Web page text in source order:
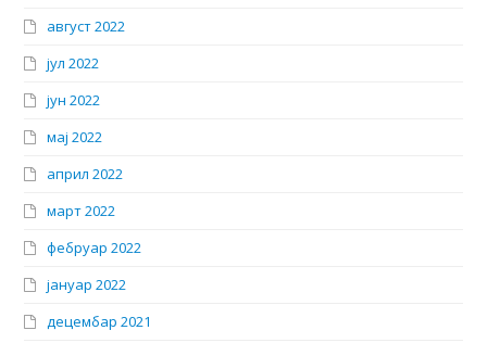
август 2022
јул 2022
јун 2022
мај 2022
април 2022
март 2022
фебруар 2022
јануар 2022
децембар 2021